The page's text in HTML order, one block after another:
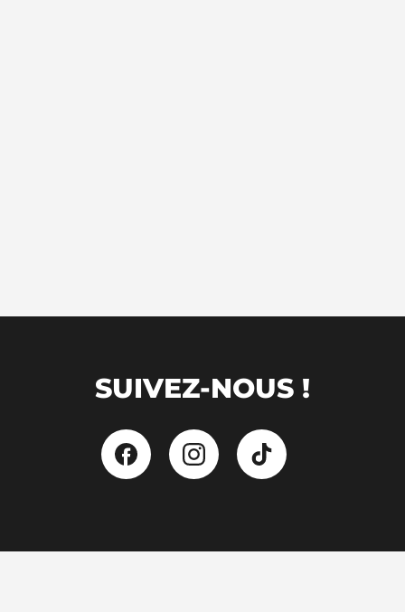
SUIVEZ-NOUS !